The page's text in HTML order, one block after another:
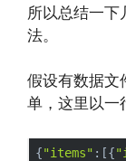
所以总结一
法。
假设有数据文
单，这里以一
{"items" :[{